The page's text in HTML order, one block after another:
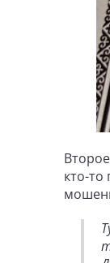
кто-то